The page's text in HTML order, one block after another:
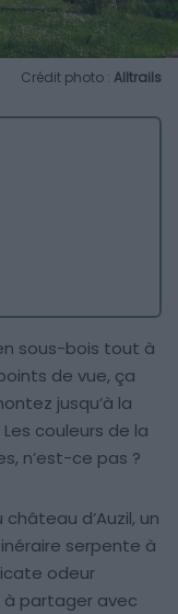
Crédit photo : Alltrails
sous-bois tout à
de vue, ça
jusqu’à la
couleurs de la
n’est-ce pas ?
d’Auzil, un
serpente à
odeur
à partager avec